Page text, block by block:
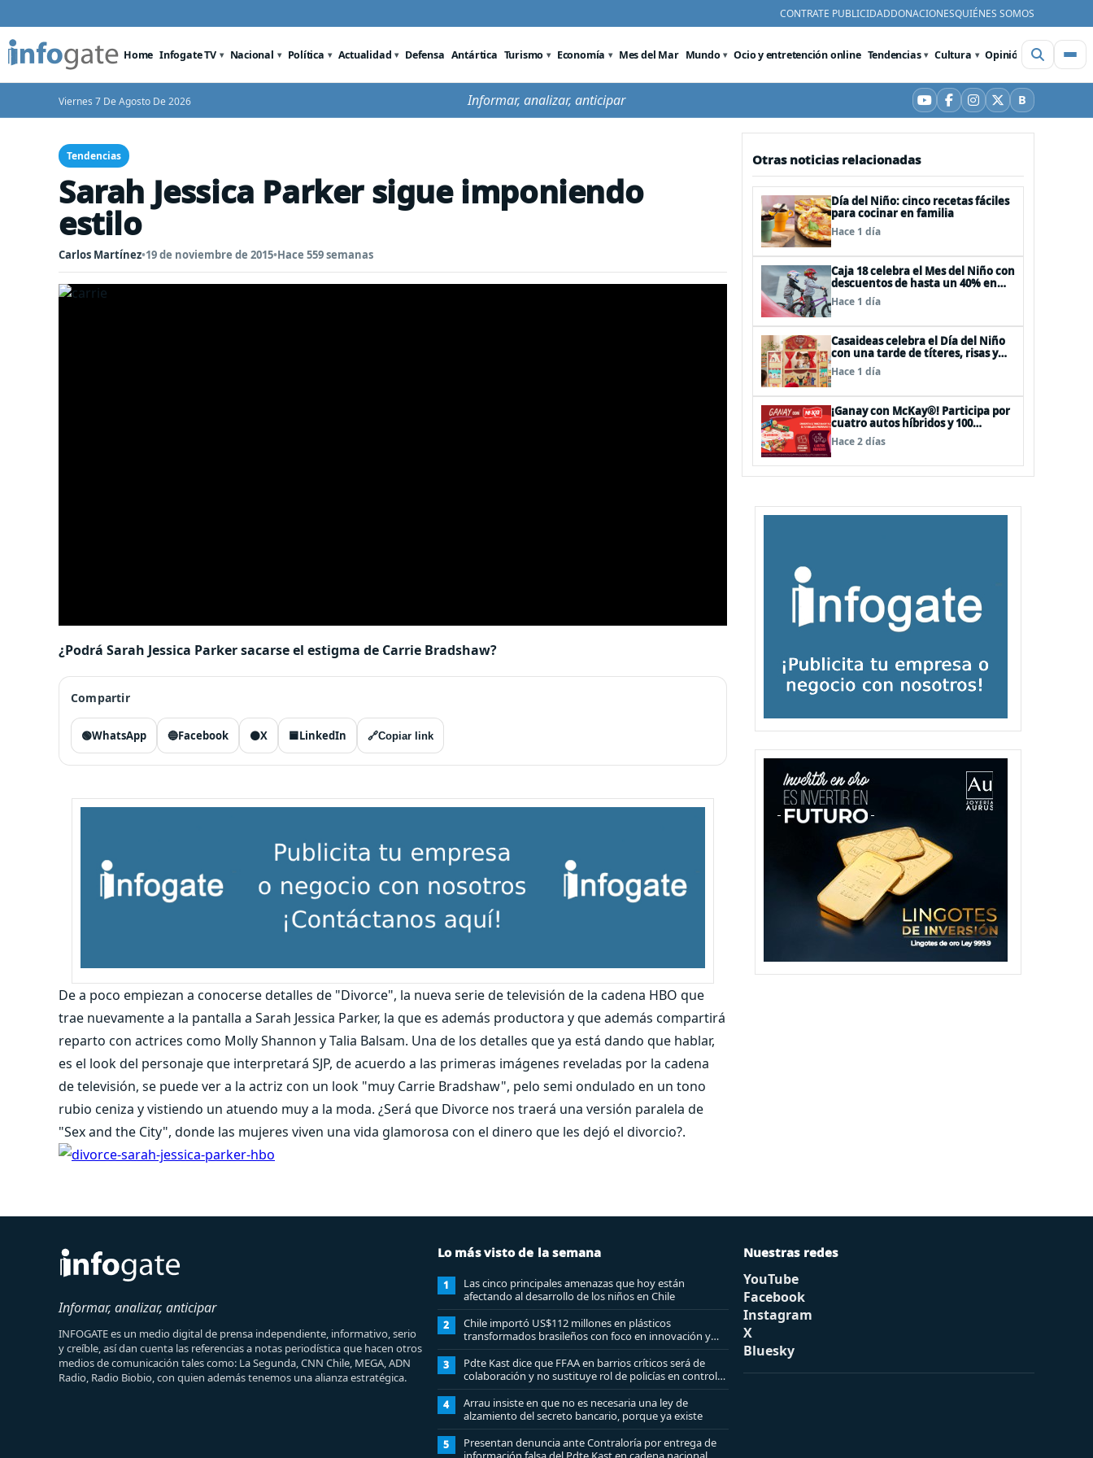
CONTRATE PUBLICIDADDONACIONESQUIÉNES SOMOS
Home Infogate TV Nacional Política Actualidad Defensa Antártica Turismo Economía Mes del Mar Mundo Ocio y entretención online Tendencias Cultura Opinión Videos
Viernes 7 De Agosto De 2026 Informar, analizar, anticipar YouTube
Facebook
Instagram
X BBluesky
Tendencias
Sarah Jessica Parker sigue imponiendo
estilo
Carlos Martínez•19 de noviembre de 2015•Hace 559 semanas
¿Podrá Sarah Jessica Parker sacarse el estigma de Carrie Bradshaw?
Compartir
🟢WhatsApp 🔵Facebook ⚫X 🟦LinkedIn 🔗Copiar link
De a poco empiezan a conocerse detalles de "Divorce", la nueva serie de televisión de la cadena HBO que
trae nuevamente a la pantalla a Sarah Jessica Parker, la que es además productora y que además compartirá
reparto con actrices como Molly Shannon y Talia Balsam. Una de los detalles que ya está dando que hablar,
es el look del personaje que interpretará SJP, de acuerdo a las primeras imágenes reveladas por la cadena
de televisión, se puede ver a la actriz con un look "muy Carrie Bradshaw", pelo semi ondulado en un tono
rubio ceniza y vistiendo un atuendo muy a la moda. ¿Será que Divorce nos traerá una versión paralela de
"Sex and the City", donde las mujeres viven una vida glamorosa con el dinero que les dejó el divorcio?.
Otras noticias relacionadas
Día del Niño: cinco recetas fáciles
para cocinar en familia
Hace 1 día
Caja 18 celebra el Mes del Niño con
descuentos de hasta un 40% en
panoramas, cine, shows y
streaming
Hace 1 día
Casaideas celebra el Día del Niño
con una tarde de títeres, risas y
sorpresas en el Mall Plaza Vespucio
Hace 1 día
¡Ganay con McKay®! Participa por
cuatro autos híbridos y 100
premios de $500.000
Hace 2 días
Informar, analizar, anticipar
INFOGATE es un medio digital de prensa independiente, informativo, serio
y creíble, así dan cuenta las referencias a notas periodística que hacen otros
medios de comunicación tales como: La Segunda, CNN Chile, MEGA, ADN
Radio, Radio Biobio, con quien además tenemos una alianza estratégica.
Lo más visto de la semana
1
Las cinco principales amenazas que hoy están
afectando al desarrollo de los niños en Chile
2
Chile importó US$112 millones en plásticos
transformados brasileños con foco en innovación y
sostenibilidad
3
Pdte Kast dice que FFAA en barrios críticos será de
colaboración y no sustituye rol de policías en control
del orden público
4
Arrau insiste en que no es necesaria una ley de
alzamiento del secreto bancario, porque ya existe
5
Presentan denuncia ante Contraloría por entrega de
Nuestras redes
YouTube
Facebook
Instagram
X
Bluesky